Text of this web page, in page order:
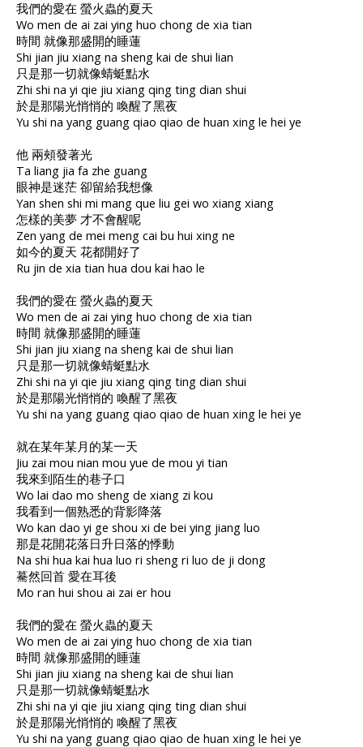
我們的愛在 螢火蟲的夏天
Wo men de ai zai ying huo chong de xia tian
時間 就像那盛開的睡蓮
Shi jian jiu xiang na sheng kai de shui lian
只是那一切就像蜻蜓點水
Zhi shi na yi qie jiu xiang qing ting dian shui
於是那陽光悄悄的 喚醒了黑夜
Yu shi na yang guang qiao qiao de huan xing le hei ye
他 兩頰發著光
Ta liang jia fa zhe guang
眼神是迷茫 卻留給我想像
Yan shen shi mi mang que liu gei wo xiang xiang
怎樣的美夢 才不會醒呢
Zen yang de mei meng cai bu hui xing ne
如今的夏天 花都開好了
Ru jin de xia tian hua dou kai hao le
我們的愛在 螢火蟲的夏天
Wo men de ai zai ying huo chong de xia tian
時間 就像那盛開的睡蓮
Shi jian jiu xiang na sheng kai de shui lian
只是那一切就像蜻蜓點水
Zhi shi na yi qie jiu xiang qing ting dian shui
於是那陽光悄悄的 喚醒了黑夜
Yu shi na yang guang qiao qiao de huan xing le hei ye
就在某年某月的某一天
Jiu zai mou nian mou yue de mou yi tian
我來到陌生的巷子口
Wo lai dao mo sheng de xiang zi kou
我看到一個熟悉的背影降落
Wo kan dao yi ge shou xi de bei ying jiang luo
那是花開花落日升日落的悸動
Na shi hua kai hua luo ri sheng ri luo de ji dong
驀然回首 愛在耳後
Mo ran hui shou ai zai er hou
我們的愛在 螢火蟲的夏天
Wo men de ai zai ying huo chong de xia tian
時間 就像那盛開的睡蓮
Shi jian jiu xiang na sheng kai de shui lian
只是那一切就像蜻蜓點水
Zhi shi na yi qie jiu xiang qing ting dian shui
於是那陽光悄悄的 喚醒了黑夜
Yu shi na yang guang qiao qiao de huan xing le hei ye